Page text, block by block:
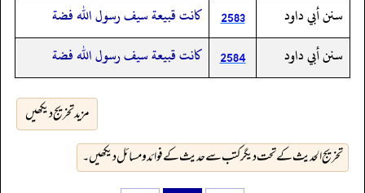
سنن أبي داود
2583
كانت قبيعة سيف رسول الله فضة
سنن أبي داود
2584 كانت قبيعة سيف رسول الله فضة
مزید تخریج دیکھیں
تخریج الحدیث کے تحت دیگر کتب سے حدیث کے فوائد و مسائل دیکھیں۔